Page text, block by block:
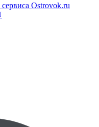
Ostrovok.ru